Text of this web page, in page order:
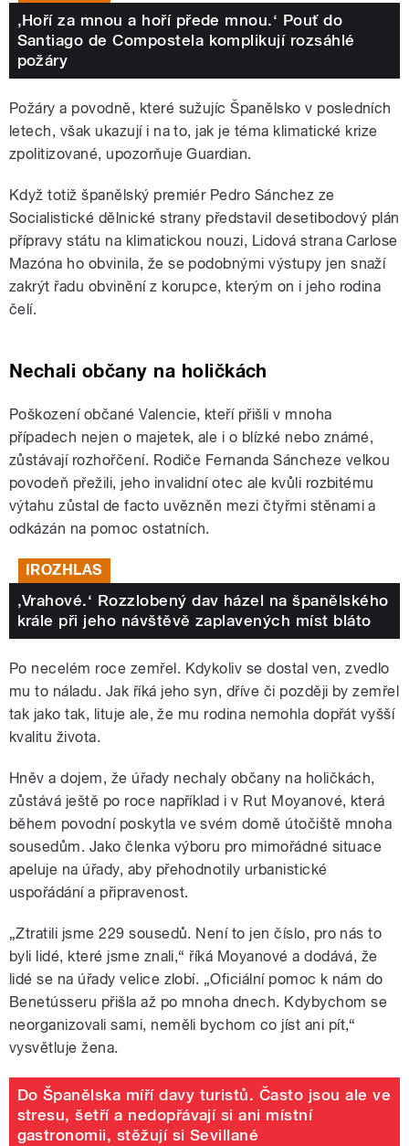
‚Hoří za mnou a hoří přede mnou.‘ Pouť do
Santiago de Compostela komplikují rozsáhlé
požáry
Požáry a povodně, které sužujíc Španělsko v posledních
letech, však ukazují i na to, jak je téma klimatické krize
zpolitizované, upozorňuje Guardian.
Když totiž španělský premiér Pedro Sánchez ze
Socialistické dělnické strany představil desetibodový plán
přípravy státu na klimatickou nouzi, Lidová strana Carlose
Mazóna ho obvinila, že se podobnými výstupy jen snaží
zakrýt řadu obvinění z korupce, kterým on i jeho rodina
čelí.
Nechali občany na holičkách
Poškození občané Valencie, kteří přišli v mnoha
případech nejen o majetek, ale i o blízké nebo známé,
zůstávají rozhořčení. Rodiče Fernanda Sáncheze velkou
povodeň přežili, jeho invalidní otec ale kvůli rozbitému
výtahu zůstal de facto uvězněn mezi čtyřmi stěnami a
odkázán na pomoc ostatních.
IROZHLAS
‚Vrahové.‘ Rozzlobený dav házel na španělského
krále při jeho návštěvě zaplavených míst bláto
Po necelém roce zemřel. Kdykoliv se dostal ven, zvedlo
mu to náladu. Jak říká jeho syn, dříve či později by zemřel
tak jako tak, lituje ale, že mu rodina nemohla dopřát vyšší
kvalitu života.
Hněv a dojem, že úřady nechaly občany na holičkách,
zůstává ještě po roce například i v Rut Moyanové, která
během povodní poskytla ve svém domě útočiště mnoha
sousedům. Jako členka výboru pro mimořádné situace
apeluje na úřady, aby přehodnotily urbanistické
uspořádání a připravenost.
„Ztratili jsme 229 sousedů. Není to jen číslo, pro nás to
byli lidé, které jsme znali,“ říká Moyanové a dodává, že
lidé se na úřady velice zlobí. „Oficiální pomoc k nám do
Benetússeru přišla až po mnoha dnech. Kdybychom se
neorganizovali sami, neměli bychom co jíst ani pít,“
vysvětluje žena.
Do Španělska míří davy turistů. Často jsou ale ve
stresu, šetří a nedopřávají si ani místní
gastronomii, stěžují si Sevillané